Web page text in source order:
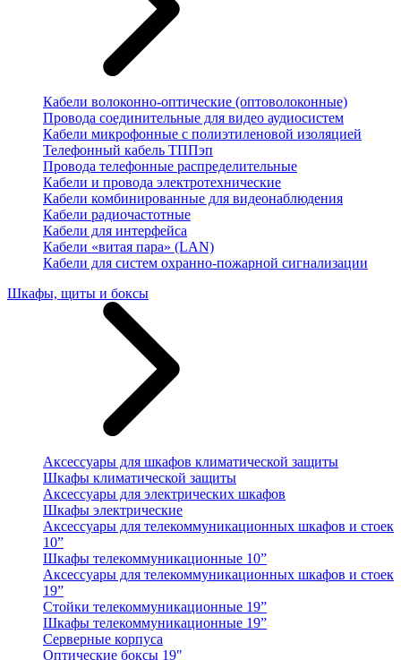
Кабели волоконно-оптические (оптоволоконные)
Провода соединительные для видео аудиосистем
Кабели микрофонные с полиэтиленовой изоляцией
Телефонный кабель ТППэп
Провода телефонные распределительные
Кабели и провода электротехнические
Кабели комбинированные для видеонаблюдения
Кабели радиочастотные
Кабели для интерфейса
Кабели «витая пара» (LAN)
Кабели для систем охранно-пожарной сигнализации
Шкафы, щиты и боксы
Аксессуары для шкафов климатической защиты
Шкафы климатической защиты
Аксессуары для электрических шкафов
Шкафы электрические
Аксессуары для телекоммуникационных шкафов и стоек
10”
Шкафы телекоммуникационные 10”
Аксессуары для телекоммуникационных шкафов и стоек
19”
Стойки телекоммуникационные 19”
Шкафы телекоммуникационные 19”
Серверные корпуса
Оптические боксы 19"